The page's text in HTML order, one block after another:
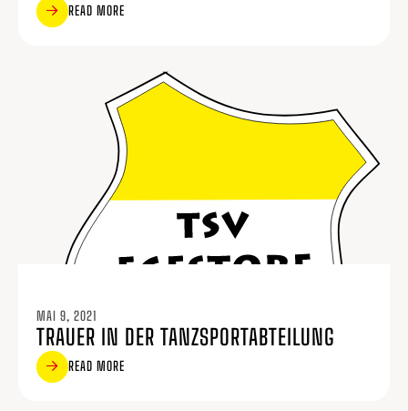
READ MORE
MAI 9, 2021
TRAUER IN DER TANZSPORTABTEILUNG
READ MORE